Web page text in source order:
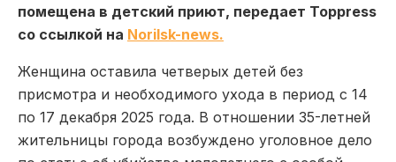
помещена в детский приют, передает Toppress
со ссылкой на Norilsk-news.
Женщина оставила четверых детей без
присмотра и необходимого ухода в период с 14
по 17 декабря 2025 года. В отношении 35-летней
жительницы города возбуждено уголовное дело